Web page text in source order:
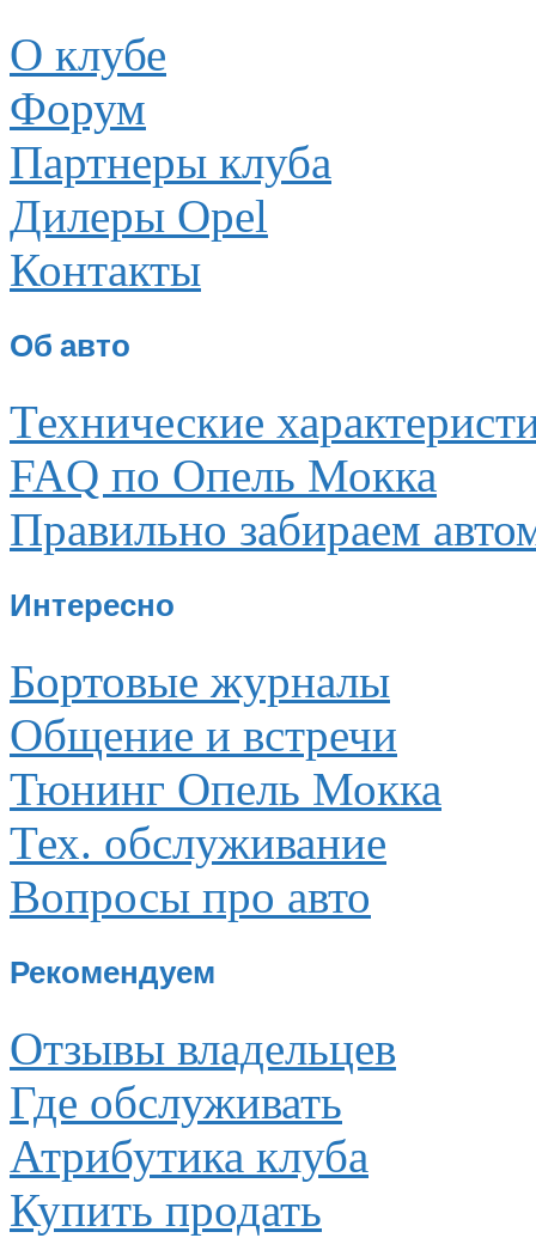
О клубе
Форум
Партнеры клуба
Дилеры Opel
Контакты
Об авто
Технические
FAQ по Опель Мокка
Правильно забираем
Интересно
Бортовые журналы
Общение и встречи
Тюнинг Опель Мокка
Тех. обслуживание
Вопросы про авто
Рекомендуем
Отзывы владельцев
Где обслуживать
Атрибутика клуба
Купить продать